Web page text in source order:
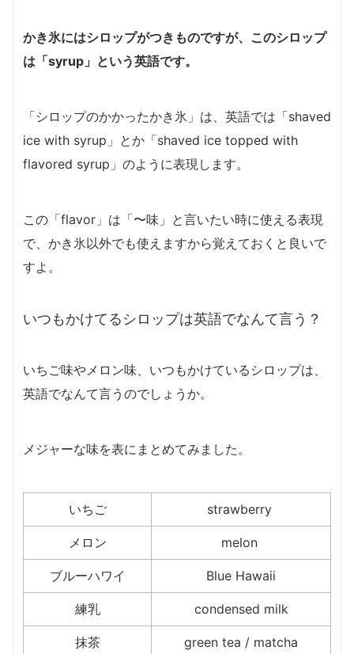
かき氷にはシロップがつきものですが、このシロップ
は 「syrup」 という英語です。
「シロップのかかったかき氷」は、英語では「shaved
ice with syrup」とか「shaved ice topped with
flavored syrup」のように表現します。
この「flavor」は「〜味」と言いたい時に使える表現
で、かき氷以外でも使えますから覚えておくと良いで
すよ。
いつもかけてるシロップは英語でなんて言う？
いちご味やメロン味、いつもかけているシロップは、
英語でなんて言うのでしょうか。
メジャーな味を表にまとめてみました。
いちご strawberry
メロン melon
ブルーハワイ Blue Hawaii
練乳 condensed milk
抹茶 green tea / matcha